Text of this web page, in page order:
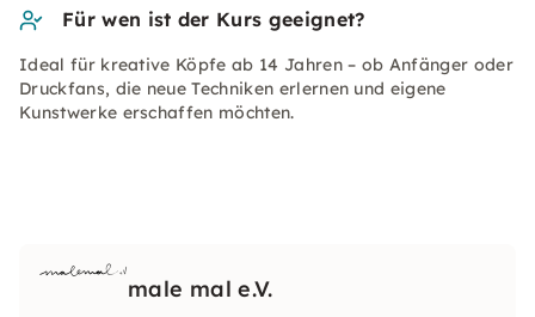
Für wen ist der Kurs geeignet?
Ideal für kreative Köpfe ab 14 Jahren – ob Anfänger oder
Druckfans, die neue Techniken erlernen und eigene
Kunstwerke erschaffen möchten.
male mal e.V.